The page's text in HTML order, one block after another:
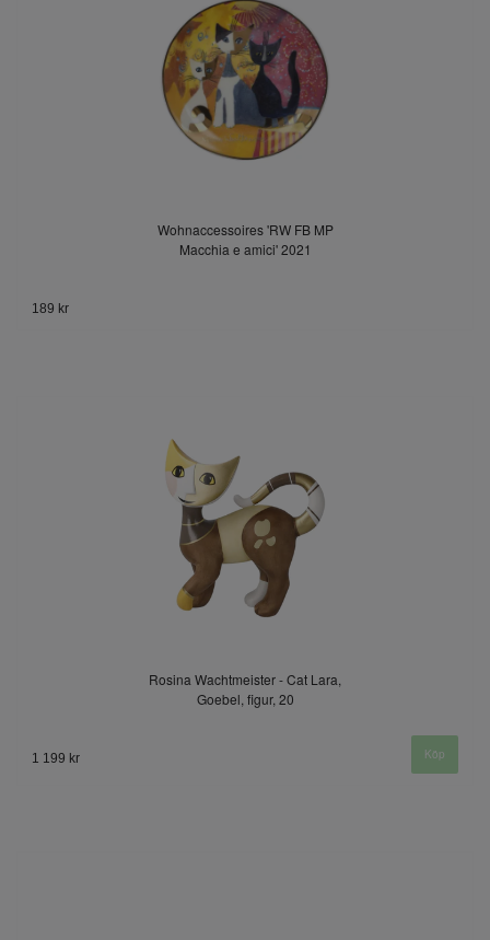
Wohnaccessoires 'RW FB MP
Macchia e amici' 2021
189 kr
Rosina Wachtmeister - Cat Lara,
Goebel, figur, 20
1 199 kr